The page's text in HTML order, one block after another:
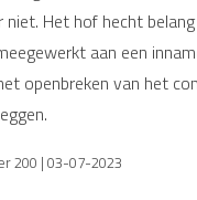
Het hof hecht
aan een
openbreken van het
200 | 03-07-2023